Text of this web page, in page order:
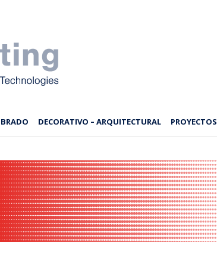
DECORATIVO – ARQUITECTURAL PROYECTOS